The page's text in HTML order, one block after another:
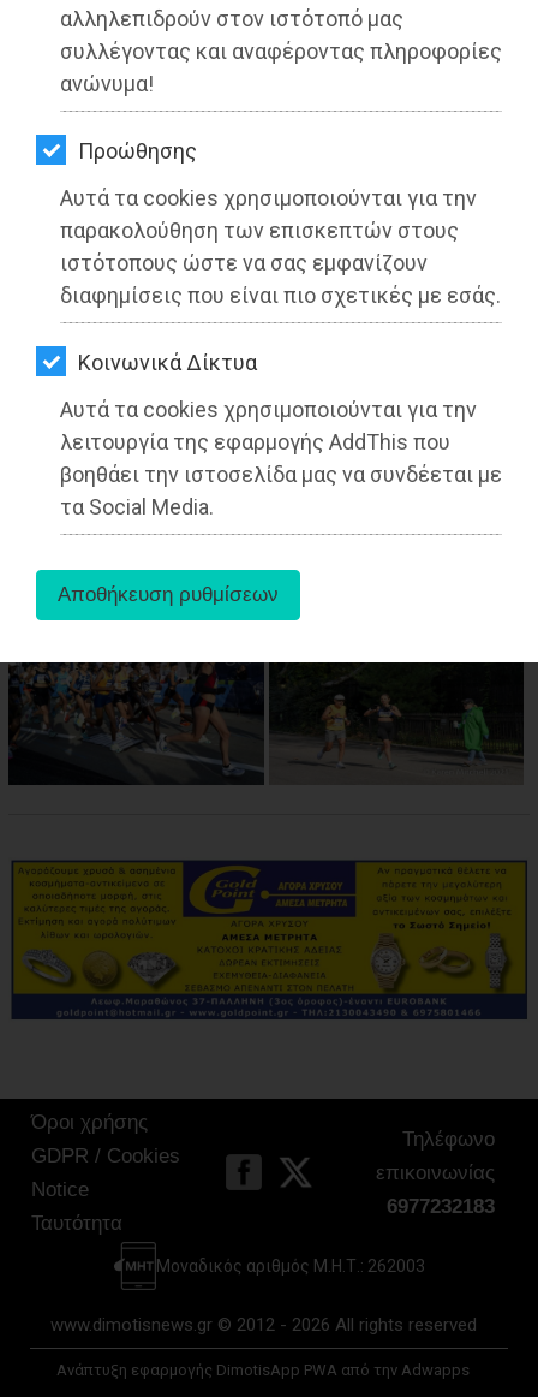
αλληλεπιδρούν στον ιστότοπό μας
συλλέγοντας και αναφέροντας πληροφορίες
ανώνυμα!
Προώθησης
Αυτά τα cookies χρησιμοποιούνται για την
παρακολούθηση των επισκεπτών στους
ιστότοπους ώστε να σας εμφανίζουν
διαφημίσεις που είναι πιο σχετικές με εσάς.
Kοινωνικά Δίκτυα
Αυτά τα cookies χρησιμοποιούνται για την
λειτουργία της εφαρμογής AddThis που
βοηθάει την ιστοσελίδα μας να συνδέεται με
τα Social Media.
ΕΞΟΔΟΣ
ΠΕΡΙΒΑΛΛΟΝ
ΚΑΤΟΙΚΙΔΙΟ
ΑΓΓΕΛΙΕΣ
ΕΦΗΜΕΡΙΔΕΣ
OΔΗΓΟΣ
ΑΓΟΡΑΣ
ΨΙΘΥΡΟΙ
ΑΠΟΣΤΟΛΗ
ΑΡΘΡΩΝ
Αλεξία Παππά: «Ξεκινά νέο κεφάλαιο
στην καριέρα μου…»
27-05-2025
Από τo Dimotisnews
aboutus
Ανατολική Αττική LIFESTYLE
Όροι χρήσης
GDPR / Cookies
Notice
Ταυτότητα
Τηλέφωνο
επικοινωνίας
6977232183
Μοναδικός αριθμός Μ.Η.Τ.: 262003
www.dimotisnews.gr © 2012 - 2026 All rights reserved
Ανάπτυξη εφαρμογής DimotisApp PWA από την Adwapps